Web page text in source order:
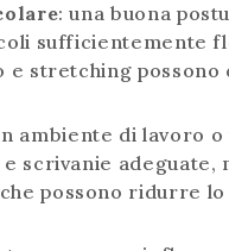
: una buona
sufficientemente
stretching
ambiente di lavoro
e scrivanie
possono ridurre